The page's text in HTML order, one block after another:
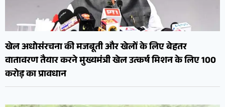
खेल अधोसंरचना की मजबूती और खेलों के लिए बेहतर
वातावरण तैयार करने मुख्यमंत्री खेल उत्कर्ष मिशन के लिए 100
करोड़ का प्रावधान